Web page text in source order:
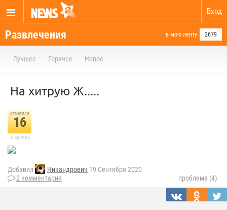
Вход
Развлечения в мою ленту 2679
Лучшее Горячее Новое
На хитрую Ж.....
отметили
16
в архиве
Добавил Никандрович 19 Сентября 2020
2 комментария
проблема (4)